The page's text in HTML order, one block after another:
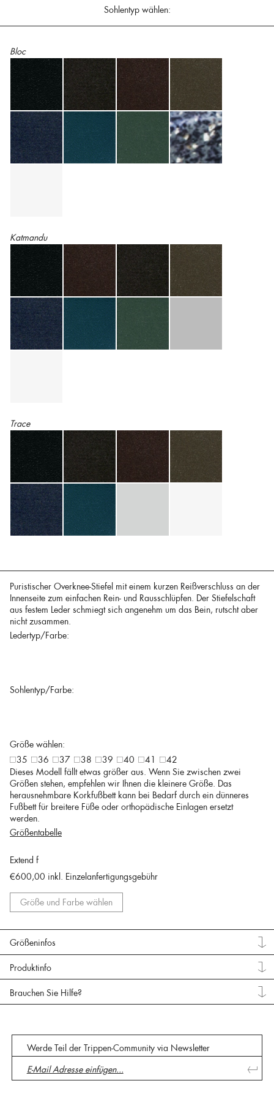
Sohlentyp wählen:
Bloc
Katmandu
Trace
Puristischer Overknee-Stiefel mit einem kurzen Reißverschluss an der
Innenseite zum einfachen Rein- und Rausschlüpfen. Der Stiefelschaft
aus festem Leder schmiegt sich angenehm um das Bein, rutscht aber
nicht zusammen.
Ledertyp/Farbe:
Sohlentyp/Farbe:
Größe wählen:
35
36 37 38 39 40 41
42
Dieses Modell fällt etwas größer aus. Wenn Sie zwischen zwei
Größen stehen, empfehlen wir Ihnen die kleinere Größe. Das
herausnehmbare Korkfußbett kann bei Bedarf durch ein dünneres
Fußbett für breitere Füße oder orthopädische Einlagen ersetzt
werden.
Größentabelle
Extend f
€600,00 inkl. Einzelanfertigungsgebühr
Größe und Farbe wählen
Größeninfos
Produktinfo
Brauchen Sie Hilfe?
Werde Teil der Trippen-Community via Newsletter